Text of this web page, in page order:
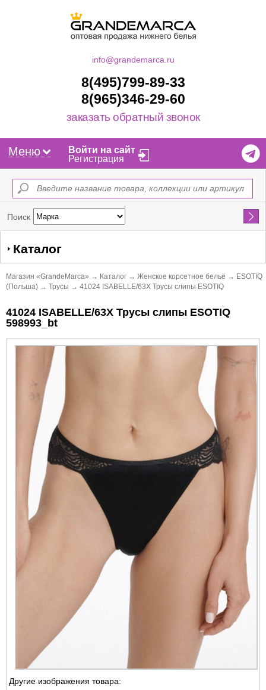
info@grandemarca.ru
8(495)799-89-33
8(965)346-29-60
заказать обратный звонок
Меню
Войти на сайт
Регистрация
Поиск Найти
Каталог
Магазин «GrandeMarca» → Каталог → Женское корсетное бельё → ESOTIQ
(Польша) → Трусы → 41024 ISABELLE/63X Трусы слипы ESOTIQ
41024 ISABELLE/63X Трусы слипы ESOTIQ
598993_bt
Другие изображения товара: